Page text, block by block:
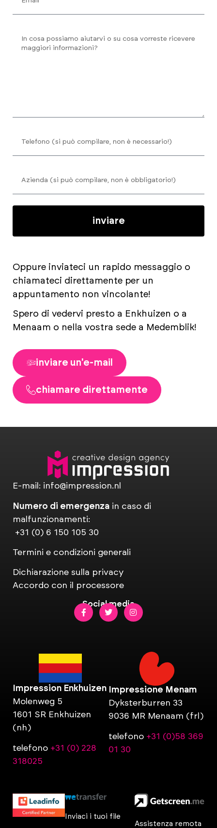
inviare
Oppure inviateci un rapido messaggio o
chiamateci direttamente per un
appuntamento non vincolante!
Spero di vedervi presto a Enkhuizen o a
Menaam o nella vostra sede a Medemblik!
inviare un'e-mail
chiamare direttamente
E-mail: info@impression.nl
Numero di emergenzain caso di
malfunzionamenti:
+31 (0) 6 150 105 30
Termini e condizioni generali
Dichiarazione sulla privacy
Accordo con il processore
Social media
Impression Enkhuizen
Molenweg 5
1601 SR Enkhuizen
(nh)
telefono +31 (0) 228
318025
Impressione Menam
Dyksterburren 33
9036 MR Menaam (frl)
telefono +31 (0)58 369
01 30
Inviaci i tuoi file
Assistenza remota